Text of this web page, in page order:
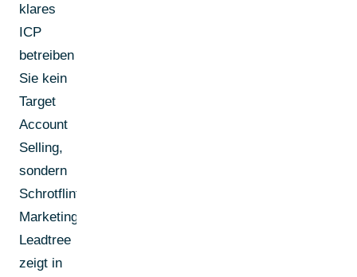
klares
ICP
betreiben
Sie kein
Target
Account
Selling,
sondern
Schrotflinten-
Marketing.
Leadtree
zeigt in